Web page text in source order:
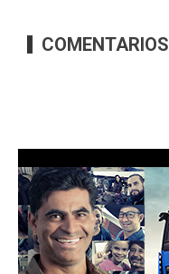
COMENTARIOS